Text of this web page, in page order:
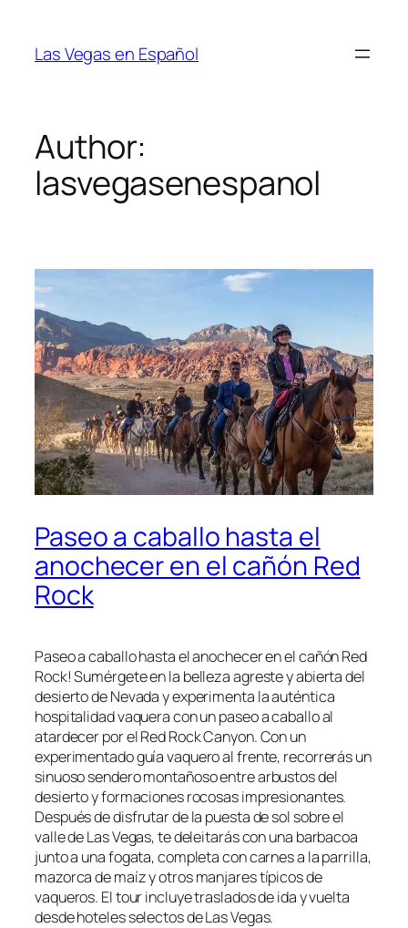
content
Las Vegas en Español
Author:
lasvegasenespanol
Paseo a caballo hasta el
anochecer en el cañón Red
Rock
Paseo a caballo hasta el anochecer en el cañón Red
Rock! Sumérgete en la belleza agreste y abierta del
desierto de Nevada y experimenta la auténtica
hospitalidad vaquera con un paseo a caballo al
atardecer por el Red Rock Canyon. Con un
experimentado guía vaquero al frente, recorrerás un
sinuoso sendero montañoso entre arbustos del
desierto y formaciones rocosas impresionantes.
Después de disfrutar de la puesta de sol sobre el
valle de Las Vegas, te deleitarás con una barbacoa
junto a una fogata, completa con carnes a la parrilla,
mazorca de maíz y otros manjares típicos de
vaqueros. El tour incluye traslados de ida y vuelta
desde hoteles selectos de Las Vegas.